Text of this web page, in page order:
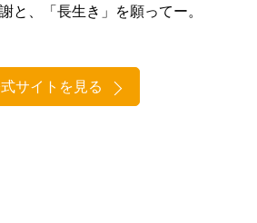
と、「長生き」を願ってー。
サイトを見る